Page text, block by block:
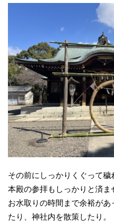
その前にしっかりくぐって穢
本殿の参拝もしっかりと済ま
お水取りの時間まで余裕が
たり、神社内を散策したり。